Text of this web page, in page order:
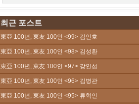
최근 포스트
東亞 100년, 東友 100인 <99> 김인호
東亞 100년, 東友 100인 <98> 김성환
東亞 100년, 東友 100인 <97> 강인섭
東亞 100년, 東友 100인 <96> 김병관
東亞 100년, 東友 100인 <95> 류혁인